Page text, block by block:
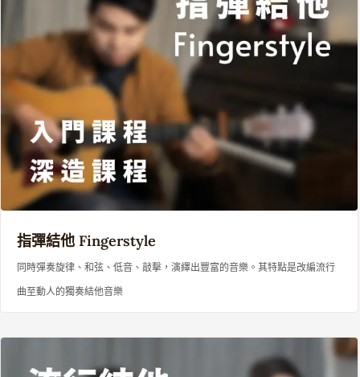
指彈結他 Fingerstyle
同時彈奏旋律、和弦、低音、敲擊，演繹出豐富的音樂。其特點是改編流行
曲至動人的獨奏結他音樂